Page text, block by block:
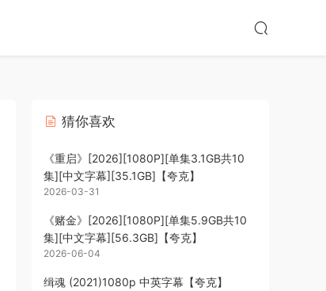
猜你喜欢
《重启》[2026][1080P][单集3.1GB共10
集][中文字幕][35.1GB]【夸克】
2026-03-31
《赌金》[2026][1080P][单集5.9GB共10
集][中文字幕][56.3GB]【夸克】
2026-06-04
缉魂 (2021)1080p 中英字幕【夸克】